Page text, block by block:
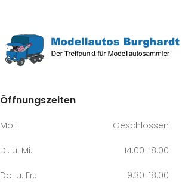
Öffnungszeiten
Mo.: Geschlossen
Di. u. Mi.: 14:00-18:00
Do. u. Fr.: 9:30-18:00